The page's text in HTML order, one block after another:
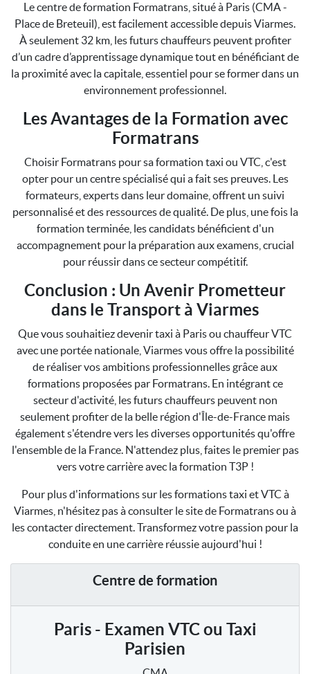
Le centre de formation Formatrans, situé à Paris (CMA -
Place de Breteuil), est facilement accessible depuis Viarmes.
À seulement 32 km, les futurs chauffeurs peuvent profiter
d’un cadre d’apprentissage dynamique tout en bénéficiant de
la proximité avec la capitale, essentiel pour se former dans un
environnement professionnel.
Les Avantages de la Formation avec
Formatrans
Choisir Formatrans pour sa formation taxi ou VTC, c'est
opter pour un centre spécialisé qui a fait ses preuves. Les
formateurs, experts dans leur domaine, offrent un suivi
personnalisé et des ressources de qualité. De plus, une fois la
formation terminée, les candidats bénéficient d'un
accompagnement pour la préparation aux examens, crucial
pour réussir dans ce secteur compétitif.
Conclusion : Un Avenir Prometteur
dans le Transport à Viarmes
Que vous souhaitiez devenir taxi à Paris ou chauffeur VTC
avec une portée nationale, Viarmes vous offre la possibilité
de réaliser vos ambitions professionnelles grâce aux
formations proposées par Formatrans. En intégrant ce
secteur d'activité, les futurs chauffeurs peuvent non
seulement profiter de la belle région d'Île-de-France mais
également s'étendre vers les diverses opportunités qu'offre
l'ensemble de la France. N'attendez plus, faites le premier pas
vers votre carrière avec la formation T3P !
Pour plus d'informations sur les formations taxi et VTC à
Viarmes, n'hésitez pas à consulter le site de Formatrans ou à
les contacter directement. Transformez votre passion pour la
conduite en une carrière réussie aujourd'hui !
Centre de formation
Paris - Examen VTC ou Taxi
Parisien